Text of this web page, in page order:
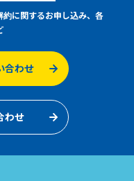
に関するお申し込み、各
合わせ
わせ